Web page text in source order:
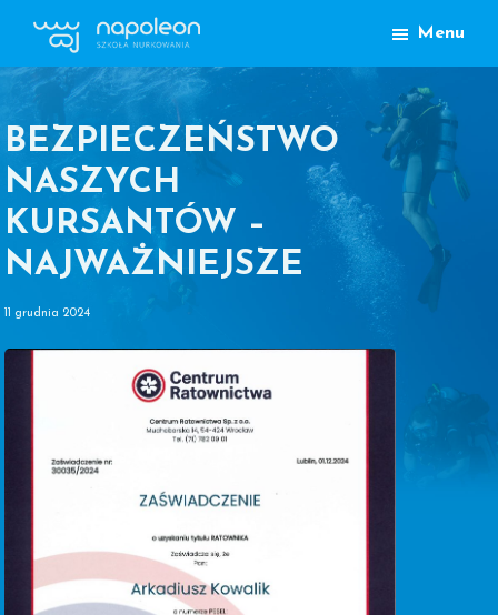
głównej
nawigacji
treściSzkoła
Nurkowania
Napoleon
Lublin
Menu
BEZPIECZEŃSTWO
NASZYCH
KURSANTÓW –
NAJWAŻNIEJSZE
11 grudnia 2024